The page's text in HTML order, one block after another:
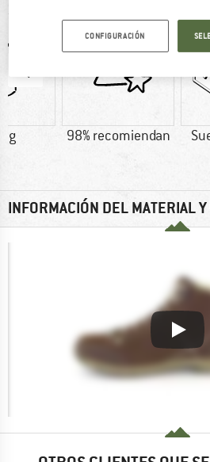
g 98% recomiendan
INFORMACIÓN DEL MATERIAL
CONFIGURACIÓN